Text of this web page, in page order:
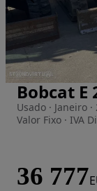
Imagem 1 de 5
Bobcat
Usado · Janeiro
Valor Fixo · IVA
36 777